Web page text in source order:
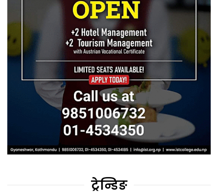
ट्रेन्डिङ